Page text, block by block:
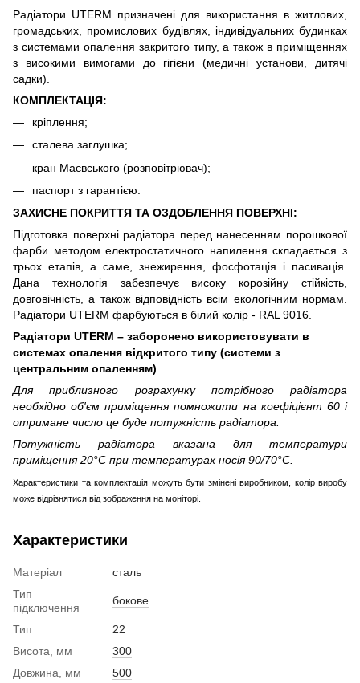
Радіатори UTERM призначені для використання в житлових,
громадських, промислових будівлях, індивідуальних будинках
з системами опалення закритого типу, а також в приміщеннях
з високими вимогами до гігієни (медичні установи, дитячі
садки).
КОМПЛЕКТАЦІЯ:
кріплення;
сталева заглушка;
кран Маєвського (розповітрювач);
паспорт з гарантією.
ЗАХИСНЕ ПОКРИТТЯ ТА ОЗДОБЛЕННЯ ПОВЕРХНІ:
Підготовка поверхні радіатора перед нанесенням порошкової
фарби методом електростатичного напилення складається з
трьох етапів, а саме, знежирення, фосфотація і пасивація.
Дана технологія забезпечує високу корозійну стійкість,
довговічність, а також відповідність всім екологічним нормам.
Радіатори UTERM фарбуються в білий колір - RAL 9016.
Радіатори UTERM – заборонено використовувати в
системах опалення вiдкритого типу (системи з
центральним опаленням)
Для приблизного розрахунку потрібного радіатора
необхідно об'єм приміщення помножити на коефіцієнт 60 і
отримане число це буде потужність радіатора.
Потужність радіатора вказана для температури
приміщення 20°С при температурах носія 90/70°С.
Характеристики та комплектація можуть бути змінені виробником, колір виробу
може відрізнятися від зображення на моніторі.
Характеристики
Матеріал
сталь
Тип
підключення
бокове
Тип
22
Висота, мм
300
Довжина, мм
500